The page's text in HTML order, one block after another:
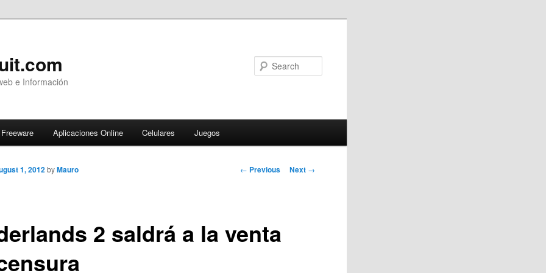
e Información
Freeware Aplicaciones Online Celulares Juegos
Post
← Previous Next →
2 saldrá a la venta
1, 2012 byMauro